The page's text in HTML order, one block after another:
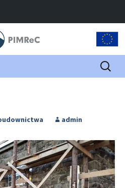
Szukaj:
admin